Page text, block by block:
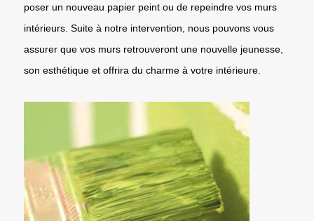
poser un nouveau papier peint ou de repeindre vos murs
intérieurs. Suite à notre intervention, nous pouvons vous
assurer que vos murs retrouveront une nouvelle jeunesse,
son esthétique et offrira du charme à votre intérieure.